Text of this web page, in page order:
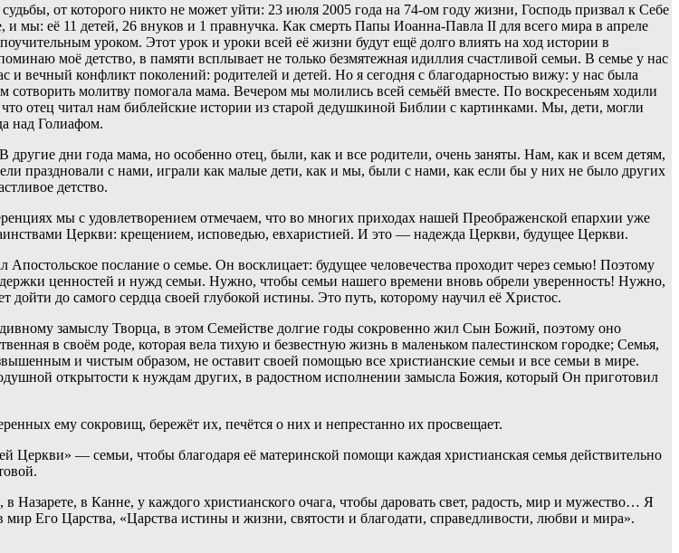
от которого никто не может уйти: 23 июля 2005 года на 74-ом году жизни, Господь призвал к Себе
мы: её 11 детей, 26 внуков и 1 правнучка. Как смерть Папы Иоанна-Павла II для всего мира в апреле
уроком. Этот урок и уроки всей её жизни будут ещё долго влиять на ход истории в
моё детство, в памяти всплывает не только безмятежная идиллия счастливой семьи. В семье у нас
вечный конфликт поколений: родителей и детей. Но я сегодня с благодарностью вижу: у нас была
молитву помогала мама. Вечером мы молились всей семьёй вместе. По воскресеньям ходили
отец читал нам библейские истории из старой дедушкиной Библии с картинками. Мы, дети, могли
над Голиафом.
дни года мама, но особенно отец, были, как и все родители, очень заняты. Нам, как и всем детям,
праздновали с нами, играли как малые дети, как и мы, были с нами, как если бы у них не было других
детство.
мы с удовлетворением отмечаем, что во многих приходах нашей Преображенской епархии уже
Церкви: крещением, исповедью, евхаристией. И это — надежда Церкви, будущее Церкви.
послание о семье. Он восклицает: будущее человечества проходит через семью! Поэтому
ценностей и нужд семьи. Нужно, чтобы семьи нашего времени вновь обрели уверенность! Нужно,
до самого сердца своей глубокой истины. Это путь, которому научил её Христос.
замыслу Творца, в этом Семействе долгие годы сокровенно жил Сын Божий, поэтому оно
в своём роде, которая вела тихую и безвестную жизнь в маленьком палестинском городке; Семья,
и чистым образом, не оставит своей помощью все христианские семьи и все семьи в мире.
открытости к нуждам других, в радостном исполнении замысла Божия, который Он приготовил
ему сокровищ, бережёт их, печётся о них и непрестанно их просвещает.
— семьи, чтобы благодаря её материнской помощи каждая христианская семья действительно
в Канне, у каждого христианского очага, чтобы даровать свет, радость, мир и мужество… Я
Его Царства, «Царства истины и жизни, святости и благодати, справедливости, любви и мира».